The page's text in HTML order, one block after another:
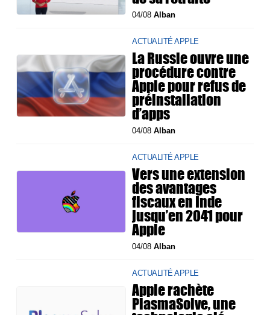
04/08Alban
ACTUALITÉ APPLE
La Russie ouvre une
procédure contre
Apple pour refus de
préinstallation
d’apps
04/08Alban
ACTUALITÉ APPLE
Vers une extension
des avantages
fiscaux en Inde
jusqu’en 2041 pour
Apple
04/08Alban
ACTUALITÉ APPLE
Apple rachète
PlasmaSolve, une